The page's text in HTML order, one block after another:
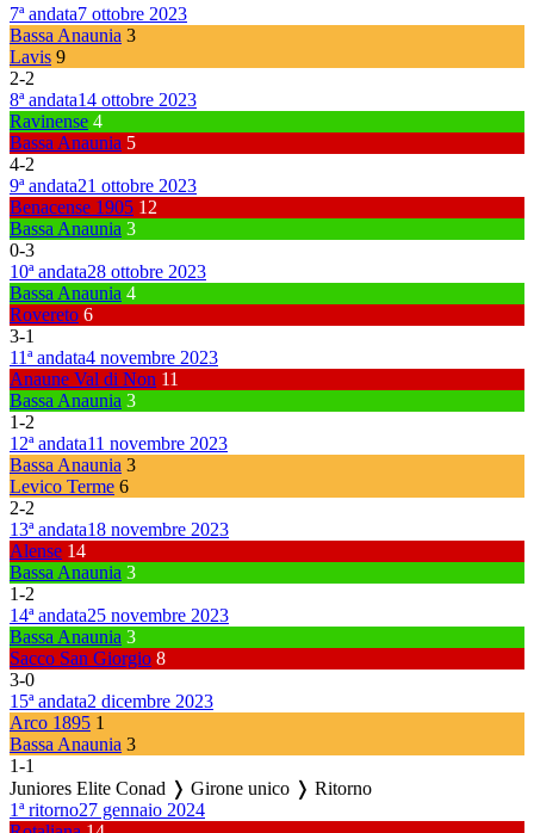
7ª andata7 ottobre 2023
Bassa Anaunia 3
Lavis 9
2-2
8ª andata14 ottobre 2023
Ravinense 4
Bassa Anaunia 5
4-2
9ª andata21 ottobre 2023
Benacense 1905 12
Bassa Anaunia 3
0-3
10ª andata28 ottobre 2023
Bassa Anaunia 4
Rovereto 6
3-1
11ª andata4 novembre 2023
Anaune Val di Non 11
Bassa Anaunia 3
1-2
12ª andata11 novembre 2023
Bassa Anaunia 3
Levico Terme 6
2-2
13ª andata18 novembre 2023
Alense 14
Bassa Anaunia 3
1-2
14ª andata25 novembre 2023
Bassa Anaunia 3
Sacco San Giorgio 8
3-0
15ª andata2 dicembre 2023
Arco 1895 1
Bassa Anaunia 3
1-1
Juniores Elite Conad ❭ Girone unico ❭ Ritorno
1ª ritorno27 gennaio 2024